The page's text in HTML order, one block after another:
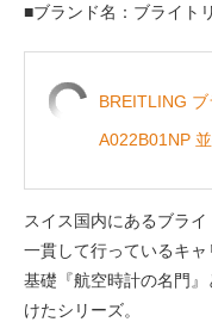
■ブランド名：ブライト
BREITLING
A022B01NP
スイス国内にあるブラ
一貫して行っているキ
基礎『航空時計の名門
けたシリーズ。